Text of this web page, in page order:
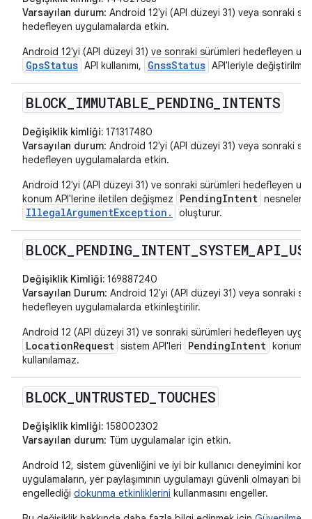
Varsayılan durum: Android 12'yi (API düzeyi 31) veya sonraki
hedefleyen uygulamalarda etkin.
Android 12'yi (API düzeyi 31) ve sonraki sürümleri hedefleyen
GpsStatus API kullanımı, GnssStatus API'leriyle
BLOCK IMMUTABLE PENDING INTENTS
Değişiklik kimliği: 171317480
Varsayılan durum: Android 12'yi (API düzeyi 31) veya sonraki
hedefleyen uygulamalarda etkin.
Android 12'yi (API düzeyi 31) ve sonraki sürümleri hedefleyen
konum API'lerine iletilen değişmez
PendingIntent nesneleri
IllegalArgumentException. oluşturur.
BLOCK PENDING INTENT SYSTEM_ API
Değişiklik Kimliği: 169887240
Varsayılan Durum: Android 12'yi (API düzeyi 31) veya sonraki
hedefleyen uygulamalarda etkinleştirilir.
Android 12 (API düzeyi 31) ve sonraki sürümleri hedefleyen
LocationRequest sistem API'leri PendingIntent konum
kullanılamaz.
BLOCK UNTRUSTED TOUCHES
Değişiklik kimliği: 158002302
Varsayılan durum: Tüm uygulamalar için etkin.
Android 12, sistem güvenliğini ve iyi bir kullanıcı deneyimini
uygulamaların, yer paylaşımının uygulamayı güvenli olmayan bir
engellediği dokunma etkinliklerini kullanmasını engeller.